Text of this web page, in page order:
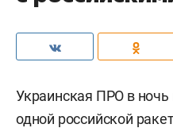
Украинская ПРО в ночь
одной российской